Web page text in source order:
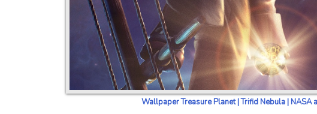
Wallpaper Treasure Planet | Trifid Nebula |